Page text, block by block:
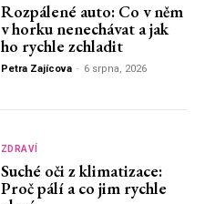
Rozpálené auto: Co v něm
v horku nenechávat a jak
ho rychle zchladit
Petra Zajícova - 6 srpna, 2026
ZDRAVÍ
Suché oči z klimatizace:
Proč pálí a co jim rychle